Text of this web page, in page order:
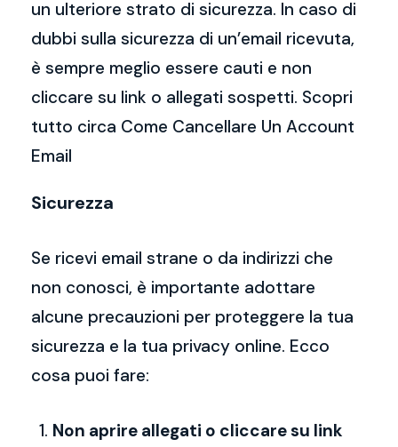
un ulteriore strato di sicurezza. In caso di
dubbi sulla sicurezza di un’email ricevuta,
è sempre meglio essere cauti e non
cliccare su link o allegati sospetti. Scopri
tutto circa Come Cancellare Un Account
Email
Sicurezza
Se ricevi email strane o da indirizzi che
non conosci, è importante adottare
alcune precauzioni per proteggere la tua
sicurezza e la tua privacy online. Ecco
cosa puoi fare:
Non aprire allegati o cliccare su link